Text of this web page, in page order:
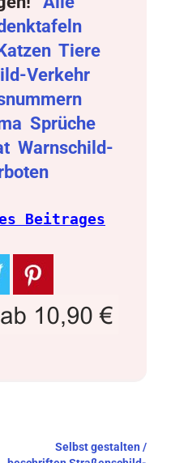
Tiere
Verkehr
Sprüche
Warnschild-
Beitrages
Selbst gestalten /